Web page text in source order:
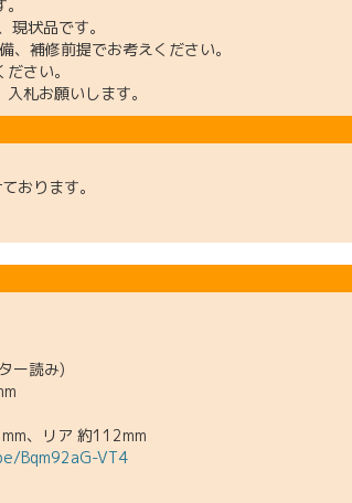
状品です。
補修前提でお考えください。
さい。
札お願いします。
おります。
読み)
、リア 約112mm
Bqm92aG-VT4